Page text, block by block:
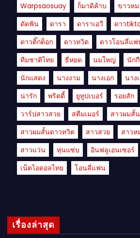
Warpsaosuay
ก็มาดิค้าบ ขาวหม
ดัดฟัน
ดารา ดาราเอวี ดาว
ดาวติ๊กต็อก
ดาวทวิต ดาวโอนลี่แ
ทีมชาติไทย
ธี่หยด นมใหญ่ นัก
นักแสดง
นางงาม นางเอก นาง
น่ารัก
พริตตี้ ยูทูปเบอร์ รอยสัก
วาร์ปสาวสวย
สตีมเมอร์
สาวผมสั้น
สาวผมสั้นดาวทวิต
สาวสวย สาวห
สาวแว่น
หุ่นแซ่บ อินฟลูเอนเซอร์
เน็ตไอดอลไทย
โอนลี่แฟน
เรื่องล่าสุด